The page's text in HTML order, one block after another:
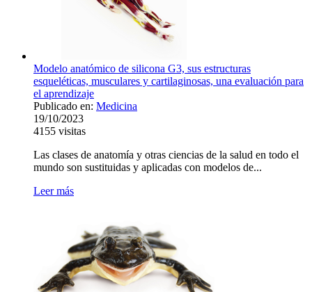
Modelo anatómico de silicona G3, sus estructuras
esqueléticas, musculares y cartilaginosas, una evaluación para
el aprendizaje
Publicado en: Medicina
19/10/2023
4155 visitas
Las clases de anatomía y otras ciencias de la salud en todo el
mundo son sustituidas y aplicadas con modelos de...
Leer más